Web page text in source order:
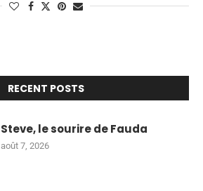
RECENT POSTS
Steve, le sourire de Fauda
août 7, 2026